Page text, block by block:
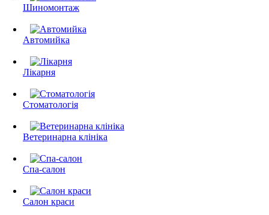
Шиномонтаж
Автомийка
Лікарня
Стоматологія
Ветеринарна клініка
Спа-салон
Салон краси